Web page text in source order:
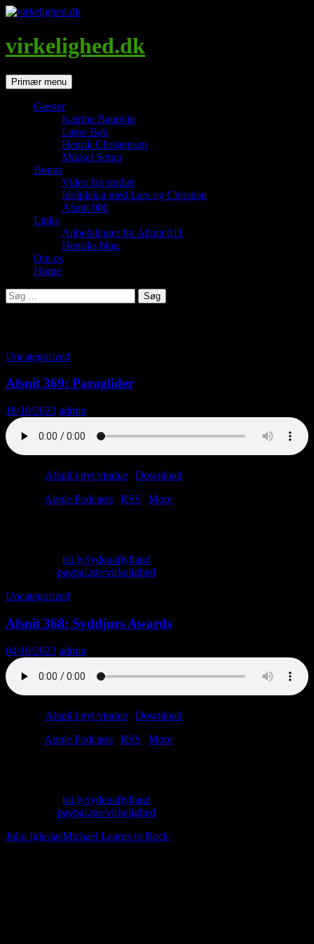
Hop
indhold
virkelighed.dk
SøgPrimær menu
Gæster
Katrine Baunvig
Lasse Bak
Henrik Christensen
Mikkel Serup
Bonus
Video fra studiet
Idolplakat med Lars og Christian
Afsnit 000
Links
Anbefalinger fra Afsnit 011
Henriks blog
Om os
Home
Søg
efter:
Uncategorized
Afsnit 369: Paraglider
18/10/2023 admin
Afspil i nyt vindue Download
Apple Podcasts RSS
More
bit.ly/lydenafjylland
paypal.me/virkelighed
Uncategorized
Afsnit 368: Syddjurs Awards
04/10/2023 admin
Afspil i nyt vindue Download
Apple Podcasts RSS
More
bit.ly/lydenafjylland
paypal.me/virkelighed
Julio IglesiasMichael Learns to Rock